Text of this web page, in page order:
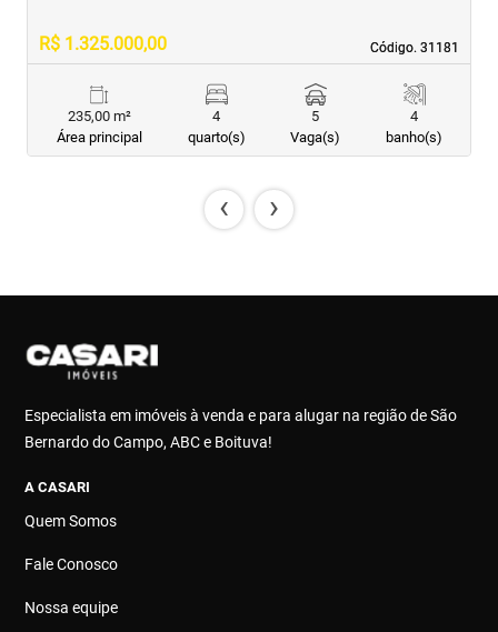
Código. 31181
Código. 31181
R$ 1.325.000,00
235,00 m²
Área principal
4
quarto(s)
5
Vaga(s)
4
banho(s)
‹ ›
Especialista em imóveis à venda e para alugar na região de São
Bernardo do Campo, ABC e Boituva!
A CASARI
Quem Somos
Fale Conosco
Nossa equipe